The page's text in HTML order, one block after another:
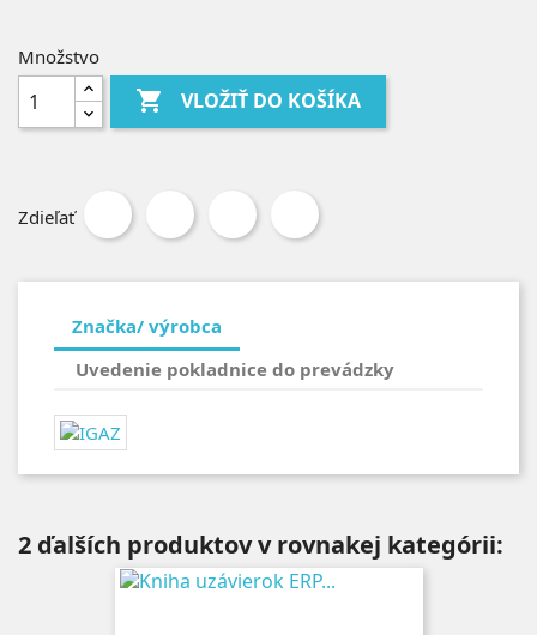
Množstvo
 VLOŽIŤ DO KOŠÍKA
Zdieľať
Značka/ výrobca
Uvedenie pokladnice do prevádzky
2 ďalších produktov v rovnakej kategórii: